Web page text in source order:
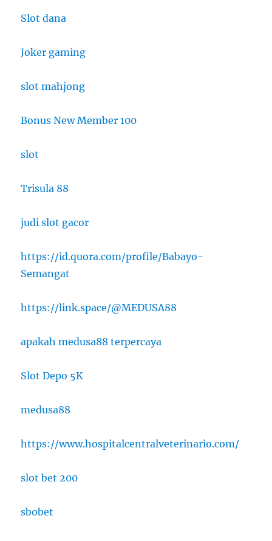
Slot dana
Joker gaming
slot mahjong
Bonus New Member 100
slot
Trisula 88
judi slot gacor
https://id.quora.com/profile/Babayo-
Semangat
https://link.space/@MEDUSA88
apakah medusa88 terpercaya
Slot Depo 5K
medusa88
https://www.hospitalcentralveterinario.com/
slot bet 200
sbobet